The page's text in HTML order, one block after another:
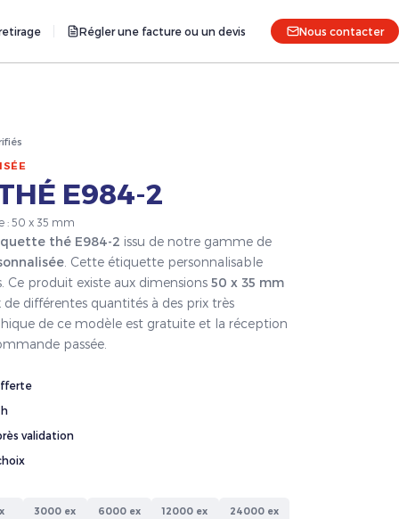
Régler une facture ou un devis Nous contacter
E984-2
: 50 x 35 mm
thé E984-2 issu de notre gamme de
. Cette étiquette personnalisable
Ce produit existe aux dimensions 50 x 35 mm
différentes quantités à des prix très
de ce modèle est gratuite et la réception
passée.
validation
3000 ex 6000 ex 12000 ex 24000 ex